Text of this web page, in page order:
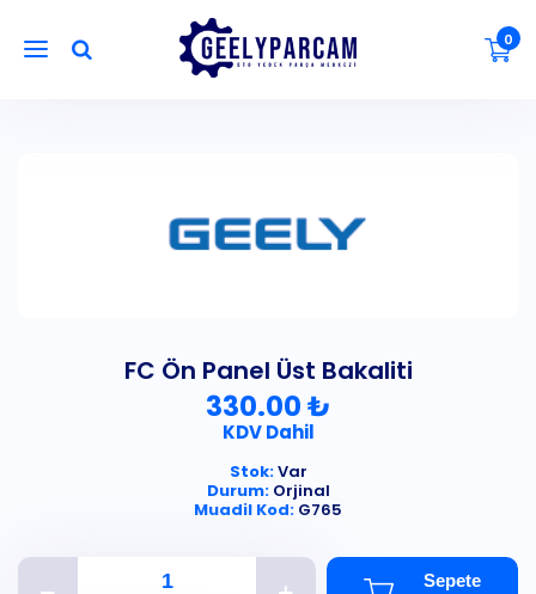
0
FC Ön Panel Üst Bakaliti
330.00 ₺
KDV Dahil
Stok:Var
Durum:Orjinal
Muadil Kod: G765
Sepete